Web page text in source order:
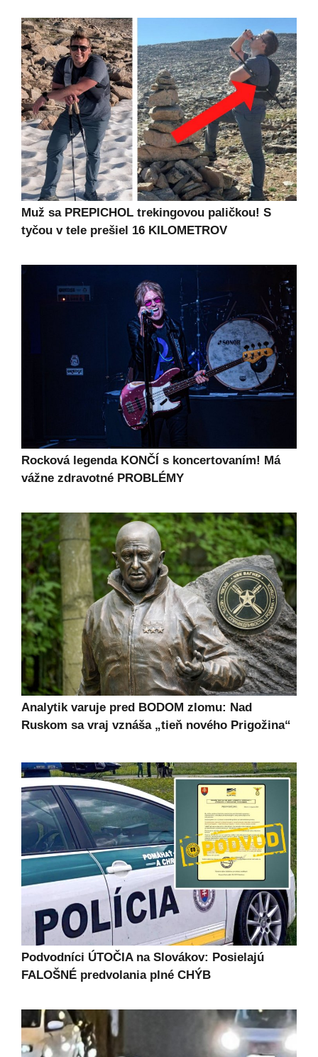
Muž sa PREPICHOL trekingovou paličkou! S
tyčou v tele prešiel 16 KILOMETROV
Rocková legenda KONČÍ s koncertovaním! Má
vážne zdravotné PROBLÉMY
Analytik varuje pred BODOM zlomu: Nad
Ruskom sa vraj vznáša „tieň nového Prigožina“
Podvodníci ÚTOČIA na Slovákov: Posielajú
FALOŠNÉ predvolania plné CHÝB